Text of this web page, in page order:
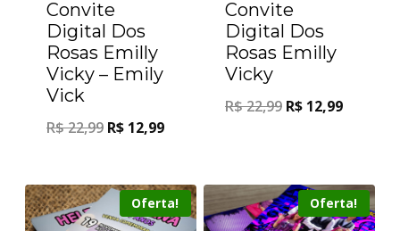
Convite
Digital Dos
Rosas Emilly
Vicky – Emily
Vick
R$22,99 R$ 12,99
Convite
Digital Dos
Rosas Emilly
Vicky
R$22,99 R$ 12,99
Oferta! Oferta!